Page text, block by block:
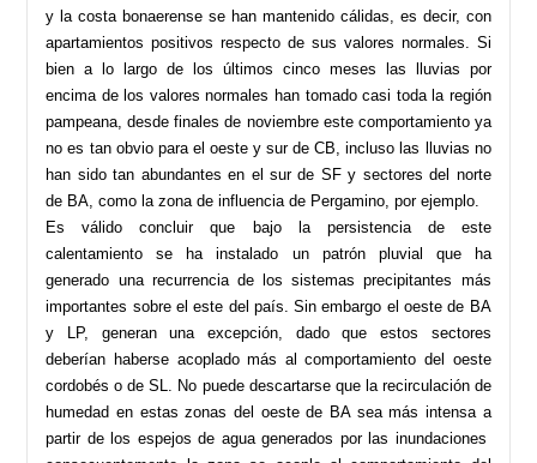
y la costa bonaerense se han mantenido cálidas, es decir, con
apartamientos positivos respecto de sus valores normales. Si
bien a lo largo de los últimos cinco meses las lluvias por
encima de los valores normales han tomado casi toda la región
pampeana, desde finales de noviembre este comportamiento ya
no es tan obvio para el oeste y sur de CB, incluso las lluvias no
han sido tan abundantes en el sur de SF y sectores del norte
de BA, como la zona de influencia de Pergamino, por ejemplo.
Es válido concluir que bajo la persistencia de este
calentamiento se ha instalado un patrón pluvial que ha
generado una recurrencia de los sistemas precipitantes más
importantes sobre el este del país. Sin embargo el oeste de BA
y LP, generan una excepción, dado que estos sectores
deberían haberse acoplado más al comportamiento del oeste
cordobés o de SL. No puede descartarse que la recirculación de
humedad en estas zonas del oeste de BA sea más intensa a
partir de los espejos de agua generados por las inundaciones